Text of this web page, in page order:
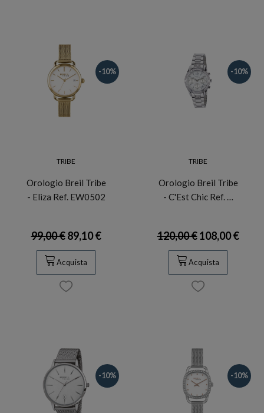
-10%
TRIBE
Orologio Breil Tribe
- Eliza Ref. EW0502
99,00 €89,10 €
Acquista
-10%
TRIBE
Orologio Breil Tribe
- C'Est Chic Ref. …
120,00 €108,00 €
Acquista
-10% -10%